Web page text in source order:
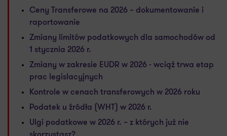
Ceny Transferowe na 2026 – dokumentowanie i
raportowanie
Zmiany limitów podatkowych dla samochodów od
1 stycznia 2026 r.
Zmiany w zakresie EUDR w 2026 - wciąż trwa etap
prac legislacyjnych
Kontrole w cenach transferowych w 2026 roku
Podatek u źródła (WHT) w 2026 r.
Ulgi podatkowe w 2026 r. – z których już nie